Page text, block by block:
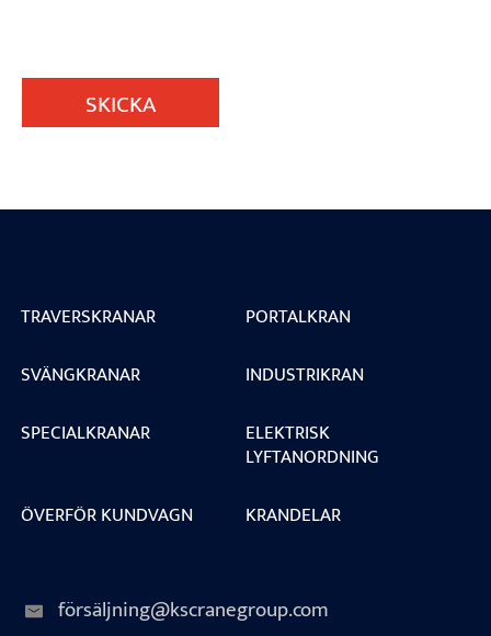
SKICKA
TRAVERSKRANAR
PORTALKRAN
SVÄNGKRANAR
INDUSTRIKRAN
SPECIALKRANAR
ELEKTRISK
LYFTANORDNING
ÖVERFÖR KUNDVAGN
KRANDELAR
försäljning@kscranegroup.com